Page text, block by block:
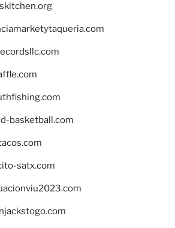
basketball.com
satx.com